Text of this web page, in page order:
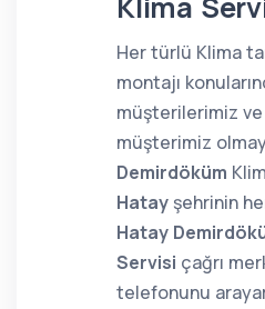
Her türlü Klima
montajı
müşterilerimiz
müşterimiz
Demirdöküm
Hatay şehrinin
Hatay
Servisi çağrı
telefonunu